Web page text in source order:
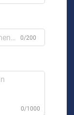
0/200
0/1000